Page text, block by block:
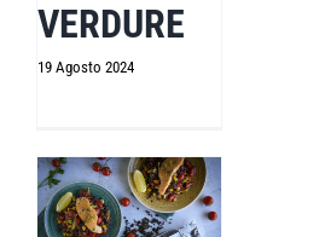
VERDURE
19 Agosto 2024